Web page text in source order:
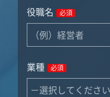
役職名 必須
業種 必須